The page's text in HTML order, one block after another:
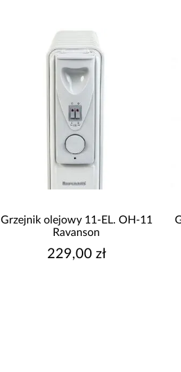
Grzejnik olejowy 11-EL. OH-11
Ravanson
229,00 zł